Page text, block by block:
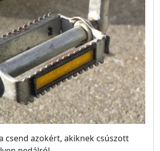
csend azokért, akiknek csúszott